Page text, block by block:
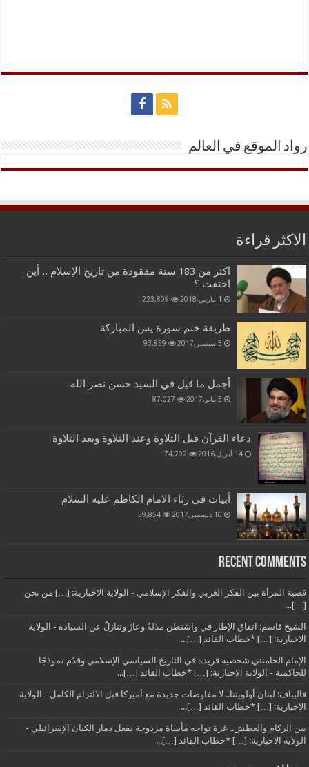
رواد الموقع في العالم
الاكثر قراءة
اكثر من 183 سنة مفقودة من تاريخ الإسلام .. أين
اختفت ؟
1 مارس,2018 223,809
طريقة ختم سورة يس المباركة
5 سبتمبر,2017 93,859
أجمل ما قيل في السيد حسن نصر الله
5 مايو,2017 87,027
دعاء القرآن قبل التلاوة وعند التلاوة وبعد التلاوة
14 أبريل,2016 74,792
أبيات في رثاء الامام الكاظم عليه السلام
10 ديسمبر,2017 59,854
Recent Comments
قضية المرأة بين الفكر الغربي والفكر الإسلامي - الولاية الاخبارية: […] من نحن
[…]...
الشيخ قاسم: اتفاق الإطار في واشنطن مذلةٌ وعارٌ وتنازلٌ عن السيادة - الولاية
الاخبارية: […] *خطاب القائد […]...
الإمام الخامنئي شخصية فريدة في التاريخ السياسي الإسلامي وقدّم نموذجًا
للحاكمية - الولاية الاخبارية: […] *خطاب القائد […]...
قاليباف: لبنان أولويتنا.. لا مفاوضات جديدة مع أميركا قبل الالتزام الكامل - الولاية
الاخبارية: […] *خطاب القائد […]...
بين الركام والعطش.. غزة تواجه مأساة مزدوجة بفعل دمار الكيان الإسرائيلي -
الولاية الاخبارية: […] *خطاب القائد […]...